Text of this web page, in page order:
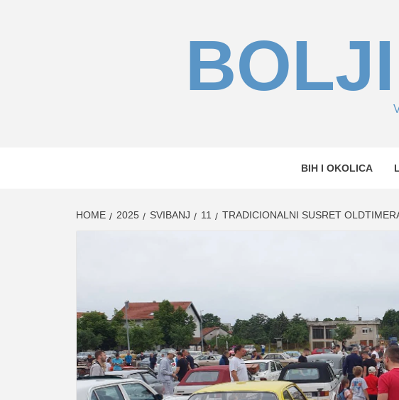
BIH I OKOLICA
HOME 2025 SVIBANJ 11 TRADICIONALNI SUSRET